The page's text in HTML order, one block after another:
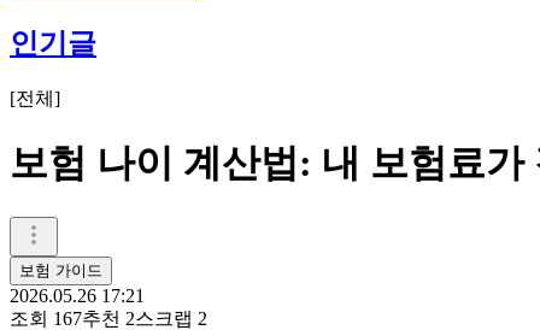
인기글
[전체 ]
보험 나이 계산법: 내 보험료
보험 가이드
2026.05.26 17:21
조회 167추천 2스크랩 2